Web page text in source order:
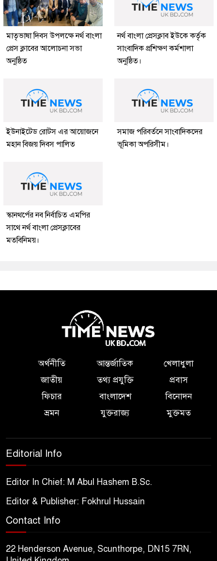
মাতৃভাষা দিবস উপলক্ষে নর্থ বাংলা
প্রেস ক্লাবের আলোচনা সভা
অনুষ্ঠিত
নর্থ বাংলা প্রেসক্লাব ইউকে কর্তৃক
সাংবাদিক প্রশিক্ষণ কর্মশালা
অনুষ্ঠিত।
ইউনাইটেড রোটস এর আয়োজনে
মহান বিজয় দিবস পালিত
সমাজ পরিবর্তনে সাংবাদিকদের
ভূমিকা অপরিসীম।
স্কানথর্পের নব নির্বাচিত এমপির
সাথে নর্থ বাংলা প্রেসক্লাবের
মতবিনিময়।
অর্থনীতি আন্তর্জাতিক
খেলাধুলা
জাতীয়
তথ্য প্রযুক্তি
প্রবাস
ফিচার
বাংলাদেশ
বিনোদন
ভ্রমন
যুক্তরাজ্য মুক্তমত
Editorial Info
Editor In Chief: M Abul Hashem B.Sc.
Editor & Publisher: Fokhrul Hussain
Contact Info
22 Henderson Avenue, Scunthorpe, DN15 7RN,